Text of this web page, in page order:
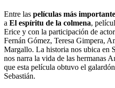
Entre las películas más
a El espíritu de la colmena,
Erice y con la participación de
Fernán Gómez, Teresa Gimpera,
Margallo. La historia nos ubica en
nos narra la vida de las hermanas
que esta película obtuvo el
Sebastián.